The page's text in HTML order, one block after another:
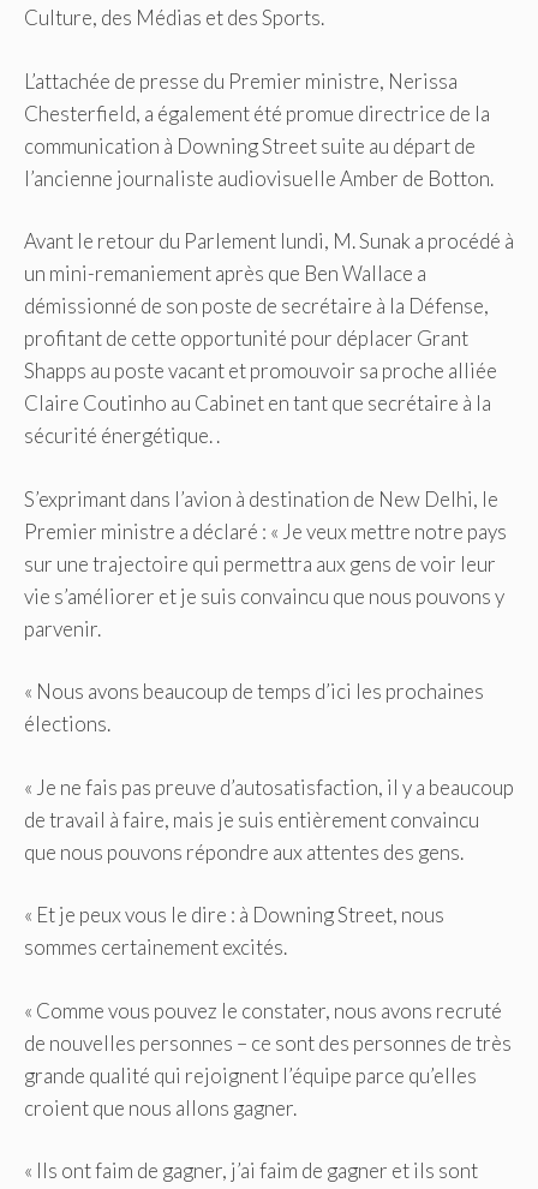
Culture, des Médias et des Sports.
L’attachée de presse du Premier ministre, Nerissa
Chesterfield, a également été promue directrice de la
communication à Downing Street suite au départ de
l’ancienne journaliste audiovisuelle Amber de Botton.
Avant le retour du Parlement lundi, M. Sunak a procédé à
un mini-remaniement après que Ben Wallace a
démissionné de son poste de secrétaire à la Défense,
profitant de cette opportunité pour déplacer Grant
Shapps au poste vacant et promouvoir sa proche alliée
Claire Coutinho au Cabinet en tant que secrétaire à la
sécurité énergétique. .
S’exprimant dans l’avion à destination de New Delhi, le
Premier ministre a déclaré : « Je veux mettre notre pays
sur une trajectoire qui permettra aux gens de voir leur
vie s’améliorer et je suis convaincu que nous pouvons y
parvenir.
« Nous avons beaucoup de temps d’ici les prochaines
élections.
« Je ne fais pas preuve d’autosatisfaction, il y a beaucoup
de travail à faire, mais je suis entièrement convaincu
que nous pouvons répondre aux attentes des gens.
« Et je peux vous le dire : à Downing Street, nous
sommes certainement excités.
« Comme vous pouvez le constater, nous avons recruté
de nouvelles personnes – ce sont des personnes de très
grande qualité qui rejoignent l’équipe parce qu’elles
croient que nous allons gagner.
« Ils ont faim de gagner, j’ai faim de gagner et ils sont